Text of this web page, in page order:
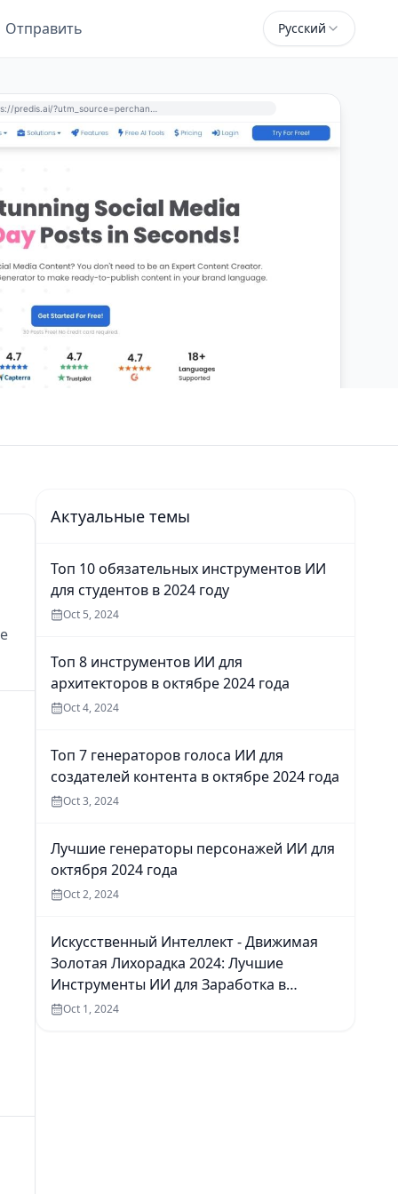
Отправить Русский
Актуальные темы
Топ 10 обязательных инструментов ИИ
для студентов в 2024 году
Oct 5, 2024
Топ 8 инструментов ИИ для
архитекторов в октябре 2024 года
Oct 4, 2024
Топ 7 генераторов голоса ИИ для
создателей контента в октябре 2024 года
Oct 3, 2024
Лучшие генераторы персонажей ИИ для
октября 2024 года
Oct 2, 2024
Искусственный Интеллект - Движимая
Золотая Лихорадка 2024: Лучшие
Инструменты ИИ для Заработка в
Интернете
Oct 1, 2024